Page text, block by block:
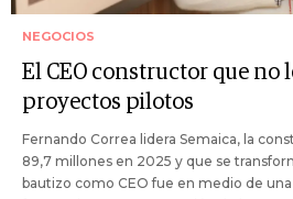
NEGOCIOS
El CEO constructor que no
proyectos pilotos
Fernando Correa lidera Semaica, la
89,7 millones en 2025 y que se
bautizo como CEO fue en medio de una